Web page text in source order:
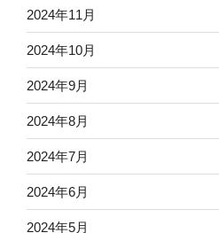
2024年11月
2024年10月
2024年9月
2024年8月
2024年7月
2024年6月
2024年5月